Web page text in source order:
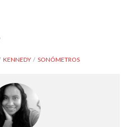
KENNEDY SONÓMETROS